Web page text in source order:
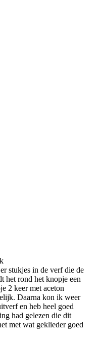
stukjes in de verf die de
het rond het knopje een
2 keer met aceton
Daarna kon ik weer
en heb heel goed
had gelezen die dit
met wat geklieder goed